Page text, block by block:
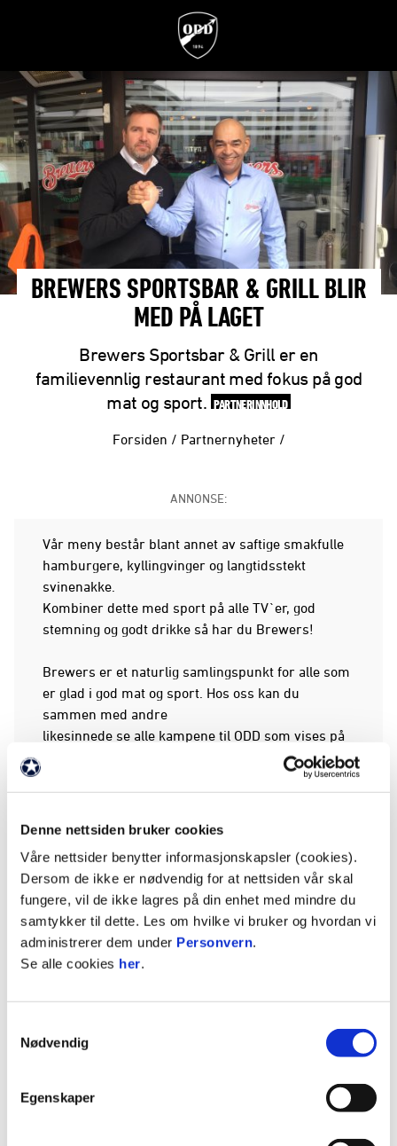
Denne nettsiden bruker cookies
Våre nettsider benytter informasjonskapsler (cookies).
Dersom de ikke er nødvendig for at nettsiden vår skal
fungere, vil de ikke lagres på din enhet med mindre du
samtykker til dette. Les om hvilke vi bruker og hvordan vi
administrerer dem under Personvern.
Se alle cookies her.
Nødvendig
Egenskaper
BREWERS SPORTSBAR & GRILL BLIR
MED PÅ LAGET
Brewers Sportsbar & Grill er en
familievennlig restaurant med fokus på god
mat og sport. PARTNERINNHOLD
Forsiden / Partnernyheter /
ANNONSE:
Vår meny består blant annet av saftige smakfulle
hamburgere, kyllingvinger og langtidsstekt
svinenakke.
Kombiner dette med sport på alle TV`er, god
stemning og godt drikke så har du Brewers!
Brewers er et naturlig samlingspunkt for alle som
er glad i god mat og sport. Hos oss kan du
sammen med andre
likesinnede se alle kampene til ODD som vises på
TV gjennom sesongen. Vi har selvsagt en egen
en veldig fornuftig pris.
Velkommen til Brewers!